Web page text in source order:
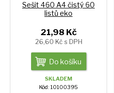
Sešit 460 A4 čistý 60
listů eko
21,98 Kč
26,60 Kč s DPH
Do košíku
SKLADEM
Kód: 10100395